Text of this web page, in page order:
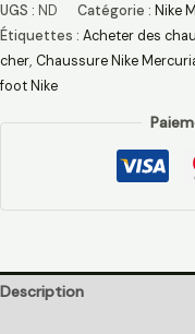
UGS : ND Catégorie : Nike
Étiquettes : Acheter des
cher​, Chaussure Nike
foot Nike
Description